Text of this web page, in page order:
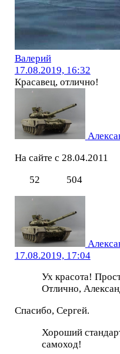
Валерий
17.08.2019, 16:32
Красавец, отлично!
На сайте с 28.04.2011
52
504
17.08.2019, 17:04
Ух красота!
Отлично,
Спасибо, Сергей.
Хороший
самоход!